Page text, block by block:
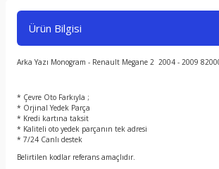
Ürün Bilgisi
Arka Yazı Monogram - Renault Megane 2 2004 - 2009
* Çevre Oto Farkıyla ;
* Orjinal Yedek Parça
* Kredi kartına taksit
* Kaliteli oto yedek parçanın tek adresi
* 7/24 Canlı destek
Belirtilen kodlar referans amaçlıdır.